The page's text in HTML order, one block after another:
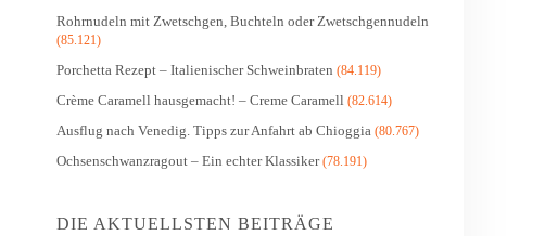
Rohrnudeln mit Zwetschgen, Buchteln oder Zwetschgennudeln
(85.121)
Porchetta Rezept – Italienischer Schweinbraten (84.119)
Crème Caramell hausgemacht! – Creme Caramell (82.614)
Ausflug nach Venedig. Tipps zur Anfahrt ab Chioggia (80.767)
Ochsenschwanzragout – Ein echter Klassiker(78.191)
DIE AKTUELLSTEN BEITRÄGE